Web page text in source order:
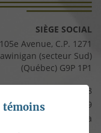
SIÈGE SOCIAL
Avenue, C.P. 1271
(secteur Sud)
(Québec) G9P 1P1
819 537-8828
:819 537-8829
clients@cfmauricie.ca
témoins